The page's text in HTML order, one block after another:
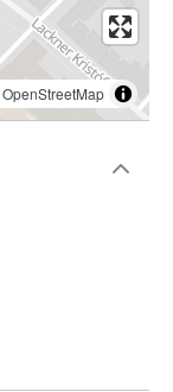
OpenStreetMap